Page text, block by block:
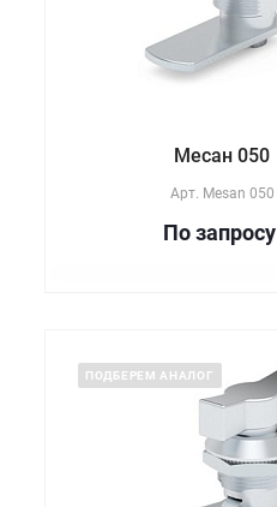
Месан 050
Арт. Mesan 050
По запросу
ПОДБЕРЕМ АНАЛОГ